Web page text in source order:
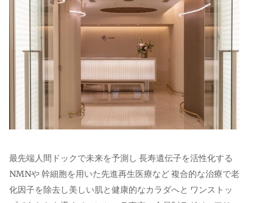
最先端人間ドックで未来を予測し 長寿遺伝子を活性化する
NMNや 幹細胞を用いた先進再生医療など 複合的な治療で老
化因子を除去し美しい肌と健康的なカラダへと ワンストッ